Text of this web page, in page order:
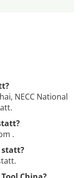
NECC National
.
statt?